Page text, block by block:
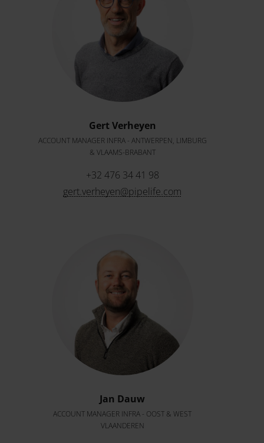
Gert Verheyen
ACCOUNT MANAGER INFRA - ANTWERPEN, LIMBURG
& VLAAMS-BRABANT
+32 476 34 41 98
gert.verheyen@pipelife.com
Jan Dauw
ACCOUNT MANAGER INFRA - OOST & WEST
VLAANDEREN